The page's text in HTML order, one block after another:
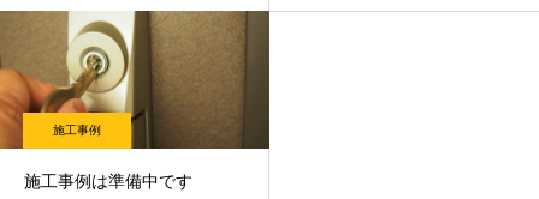
施工事例
施工事例は準備中です